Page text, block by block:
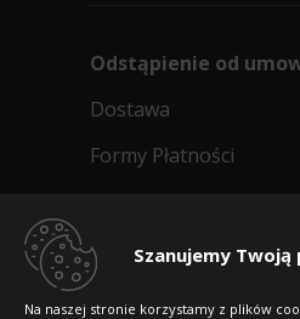
Szanujemy
Na naszej stronie korzystamy z plików
Odstąpienie od
Dostawa
Formy Płatności
Dlaczego warto kupić